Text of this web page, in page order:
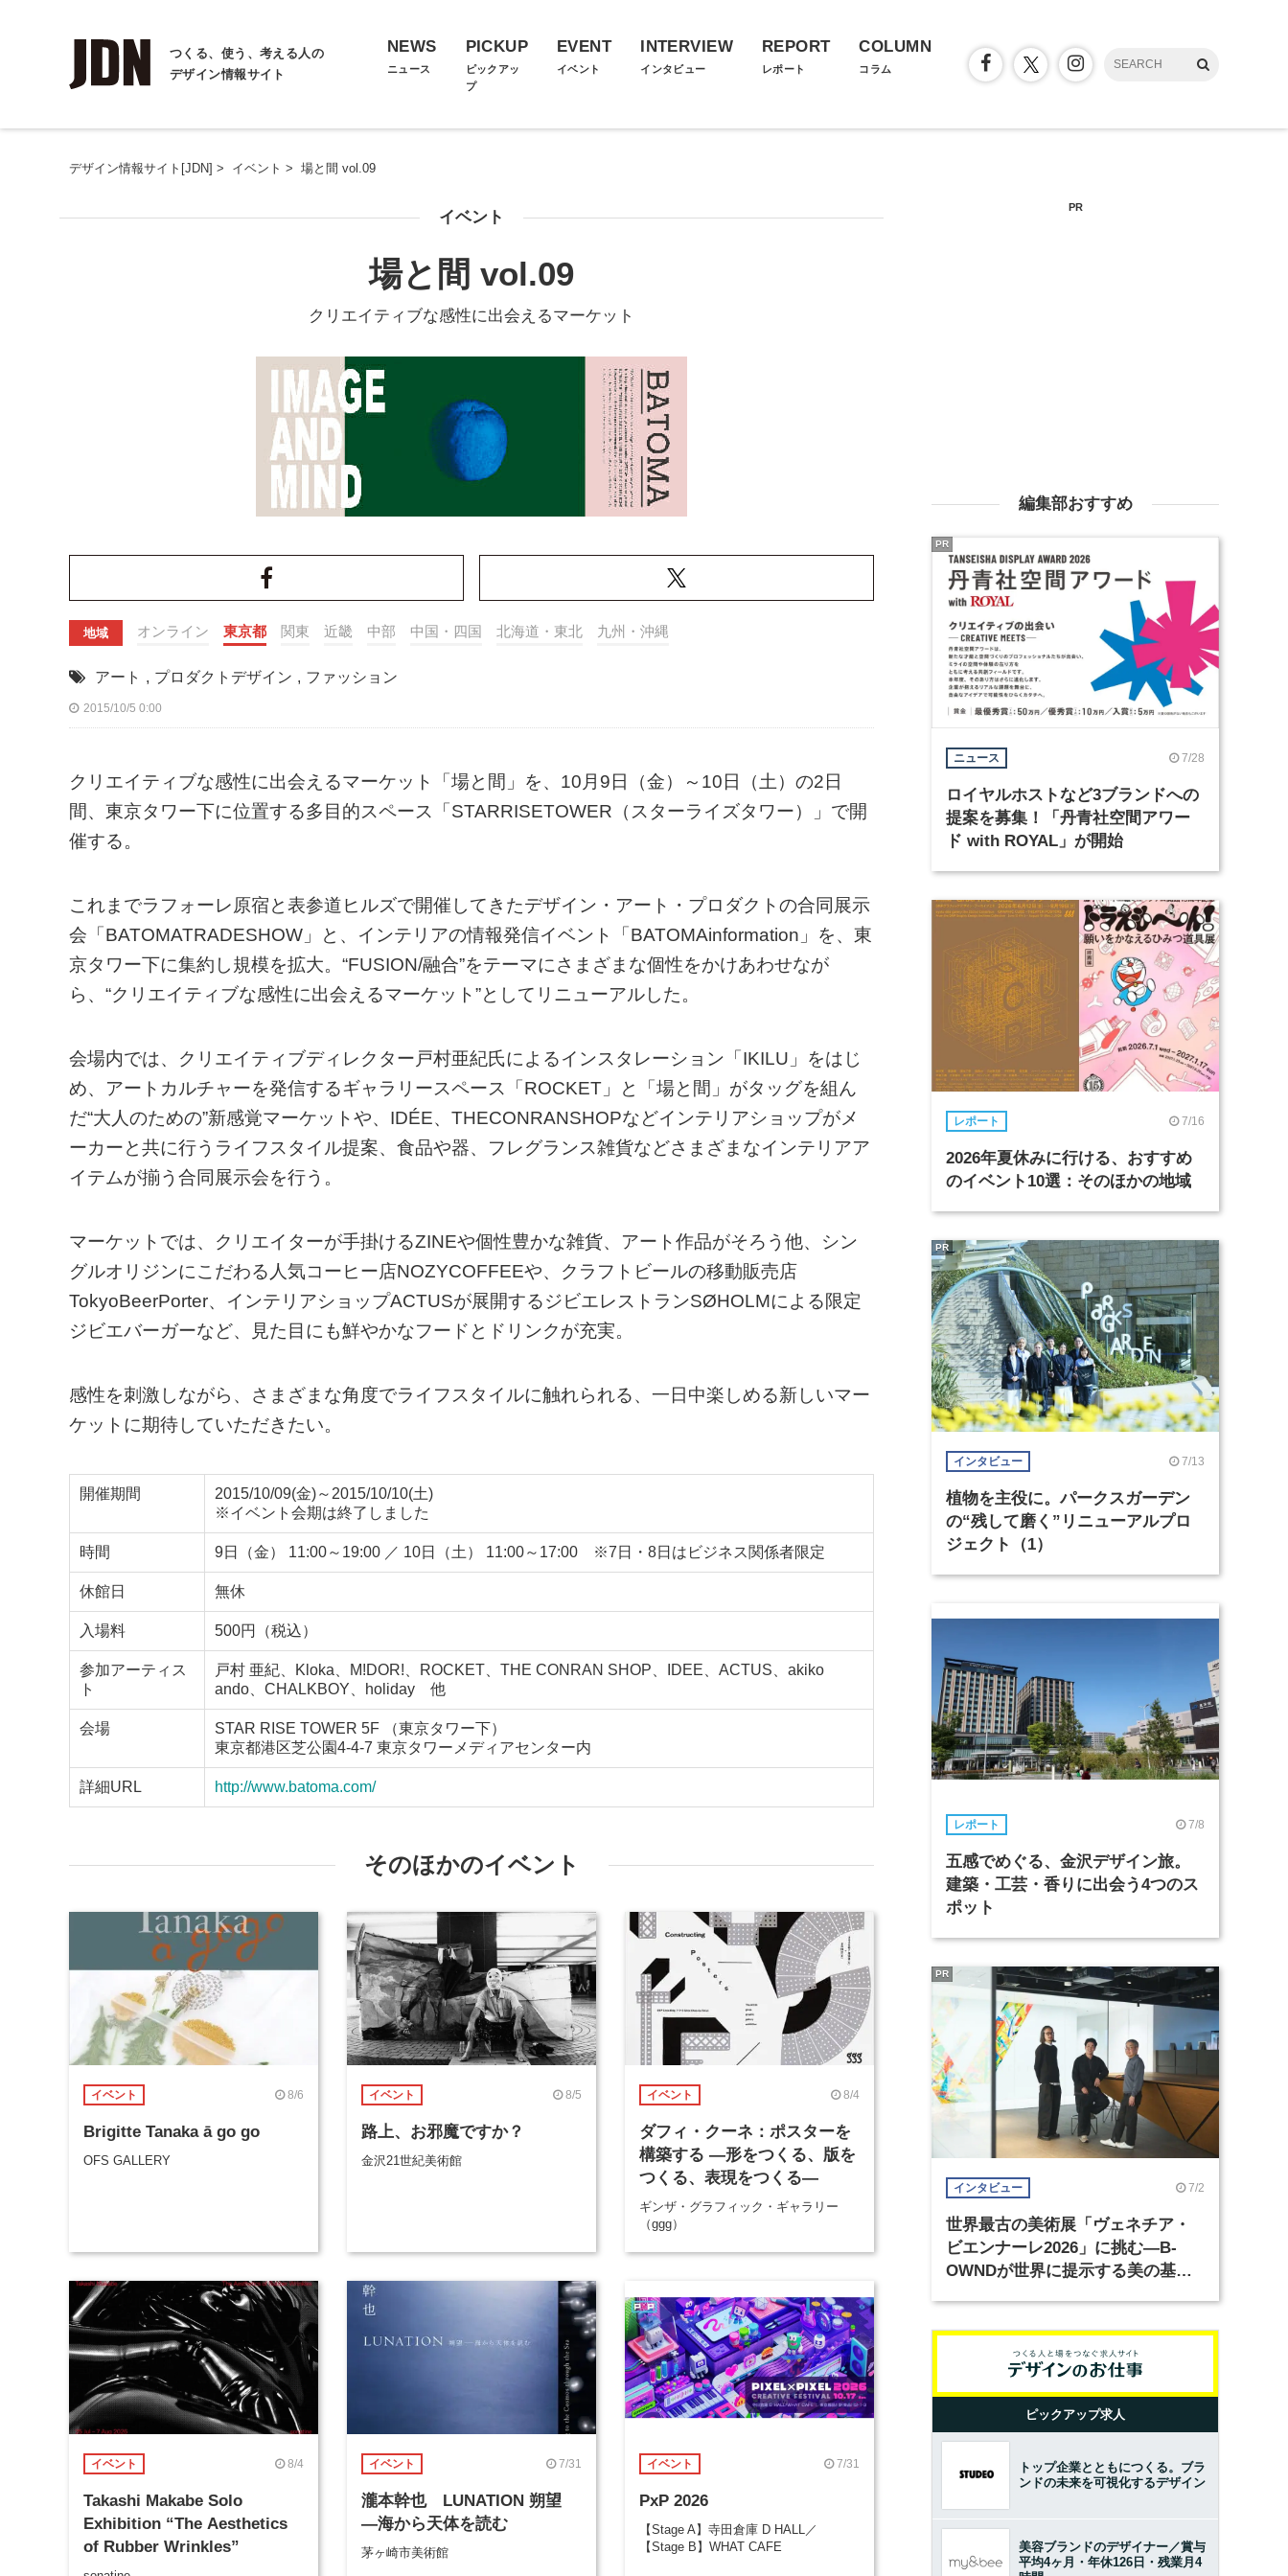
つくる、使う、考える人の
デザイン情報サイト
NEWS
ニュース
PICKUP
ピックアッ
プ
EVENT
イベント
INTERVIEW
インタビュー
REPORT
レポート
COLUMN
コラム
デザイン情報サイト[JDN] > イベント > 場と間 vol.09
イベント
場と間 vol.09
クリエイティブな感性に出会えるマーケット
地域 オンライン 東京都 関東 近畿 中部 中国・四国 北海道・東北 九州・沖縄
アート , プロダクトデザイン , ファッション
2015/10/5 0:00
クリエイティブな感性に出会えるマーケット「場と間」を、10月9日（金）～10日（土）の2日
間、東京タワー下に位置する多目的スペース「STARRISETOWER（スターライズタワー）」で開
催する。
これまでラフォーレ原宿と表参道ヒルズで開催してきたデザイン・アート・プロダクトの合同展示
会「BATOMATRADESHOW」と、インテリアの情報発信イベント「BATOMAinformation」を、東
京タワー下に集約し規模を拡大。“FUSION/融合”をテーマにさまざまな個性をかけあわせなが
ら、“クリエイティブな感性に出会えるマーケット”としてリニューアルした。
会場内では、クリエイティブディレクター戸村亜紀氏によるインスタレーション「IKILU」をはじ
め、アートカルチャーを発信するギャラリースペース「ROCKET」と「場と間」がタッグを組ん
だ“大人のための”新感覚マーケットや、IDÉE、THECONRANSHOPなどインテリアショップがメ
ーカーと共に行うライフスタイル提案、食品や器、フレグランス雑貨などさまざまなインテリアア
イテムが揃う合同展示会を行う。
マーケットでは、クリエイターが手掛けるZINEや個性豊かな雑貨、アート作品がそろう他、シン
グルオリジンにこだわる人気コーヒー店NOZYCOFFEEや、クラフトビールの移動販売店
TokyoBeerPorter、インテリアショップACTUSが展開するジビエレストランSØHOLMによる限定
ジビエバーガーなど、見た目にも鮮やかなフードとドリンクが充実。
感性を刺激しながら、さまざまな角度でライフスタイルに触れられる、一日中楽しめる新しいマー
ケットに期待していただきたい。
開催期間
2015/10/09(金)～2015/10/10(土)
※イベント会期は終了しました
時間 9日（金） 11:00～19:00 ／ 10日（土） 11:00～17:00 ※7日・8日はビジネス関係者限定
休館日 無休
入場料 500円（税込）
参加アーティス
ト
戸村 亜紀、Kloka、M!DOR!、ROCKET、THE CONRAN SHOP、IDEE、ACTUS、akiko
ando、CHALKBOY、holiday 他
会場
STAR RISE TOWER 5F （東京タワー下）
東京都港区芝公園4-4-7 東京タワーメディアセンター内
詳細URL http://www.batoma.com/
そのほかのイベント
イベント 8/6
Brigitte Tanaka ā go go
OFS GALLERY
イベント 8/5
路上、お邪魔ですか？
金沢21世紀美術館
イベント 8/4
ダフィ・クーネ：ポスターを
構築する ―形をつくる、版を
つくる、表現をつくる―
ギンザ・グラフィック・ギャラリー
（ggg）
イベント 8/4
Takashi Makabe Solo
Exhibition “The Aesthetics
of Rubber Wrinkles”
イベント 7/31
瀧本幹也 LUNATION 朔望
―海から天体を読む
茅ヶ崎市美術館
イベント 7/31
PxP 2026
【Stage A】寺田倉庫 D HALL／
【Stage B】WHAT CAFE
PR
編集部おすすめ
ニュース 7/28
ロイヤルホストなど3ブランドへの
提案を募集！「丹青社空間アワー
ド with ROYAL」が開始
PR
レポート 7/16
2026年夏休みに行ける、おすすめ
のイベント10選：そのほかの地域
インタビュー 7/13
植物を主役に。パークスガーデン
の“残して磨く”リニューアルプロ
ジェクト（1）
PR
レポート 7/8
五感でめぐる、金沢デザイン旅。
建築・工芸・香りに出会う4つのス
ポット
インタビュー 7/2
世界最古の美術展「ヴェネチア・
ビエンナーレ2026」に挑む―B-
OWNDが世界に提示する美の基準
PR
ピックアップ求人
トップ企業とともにつくる。ブラ
ンドの未来を可視化するデザイン
美容ブランドのデザイナー／賞与
平均4ヶ月・年休126日・残業月4